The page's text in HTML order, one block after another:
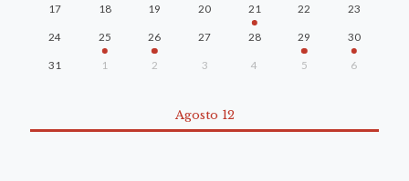
17 18 19 20 21 22 23
24 25 26 27 28 29 30
31 1 2 3 4 5 6
Agosto 12